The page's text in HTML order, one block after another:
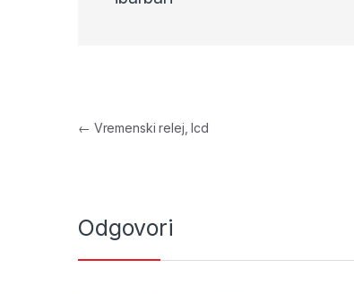
Navigacija objava
← Vremenski relej, lcd
Odgovori